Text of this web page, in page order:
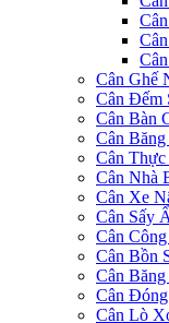
Cân Ghế
Cân Đếm
Cân Bàn
Cân
Cân Thực
Cân Nhà
Cân Xe
Cân Sấy
Cân
Cân Bồn
Cân
Cân
Cân Lò